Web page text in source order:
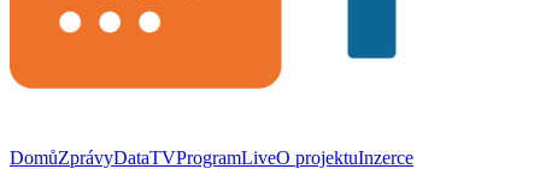
DomůZprávyDataTVProgramLiveO projektuInzerce